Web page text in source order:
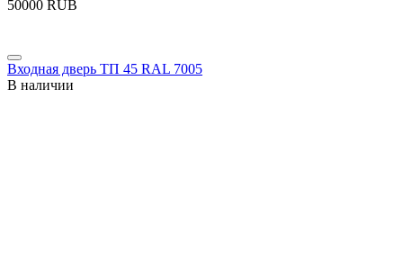
‍50000‍ RUB
Входная дверь ТП 45 RAL 7005
В наличии